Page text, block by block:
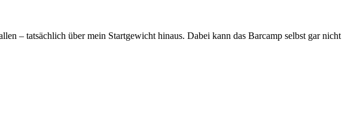
– tatsächlich über mein Startgewicht hinaus. Dabei kann das Barcamp selbst gar nicht